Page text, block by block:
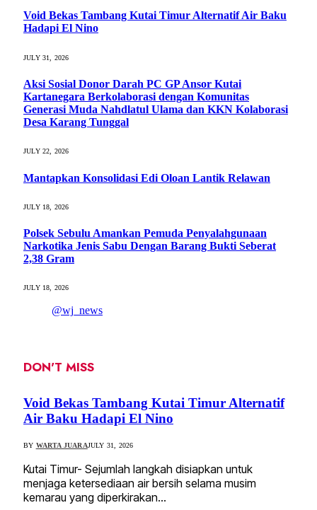
Void Bekas Tambang Kutai Timur Alternatif Air Baku
Hadapi El Nino
JULY 31, 2026
Aksi Sosial Donor Darah PC GP Ansor Kutai
Kartanegara Berkolaborasi dengan Komunitas
Generasi Muda Nahdlatul Ulama dan KKN Kolaborasi
Desa Karang Tunggal
JULY 22, 2026
Mantapkan Konsolidasi Edi Oloan Lantik Relawan
JULY 18, 2026
Polsek Sebulu Amankan Pemuda Penyalahgunaan
Narkotika Jenis Sabu Dengan Barang Bukti Seberat
2,38 Gram
JULY 18, 2026
@wj_news
DON'T MISS
Void Bekas Tambang Kutai Timur Alternatif
Air Baku Hadapi El Nino
BY WARTA JUARAJULY 31, 2026
Kutai Timur- Sejumlah langkah disiapkan untuk
menjaga ketersediaan air bersih selama musim
kemarau yang diperkirakan…